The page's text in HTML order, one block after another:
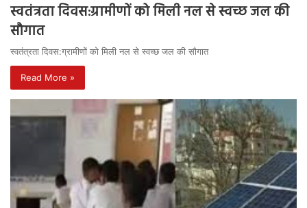
स्वतंत्रता दिवस:ग्रामीणों को मिली नल से स्वच्छ जल की
सौगात
स्वतंत्रता दिवस:ग्रामीणों को मिली नल से स्वच्छ जल की सौगात
Read More »